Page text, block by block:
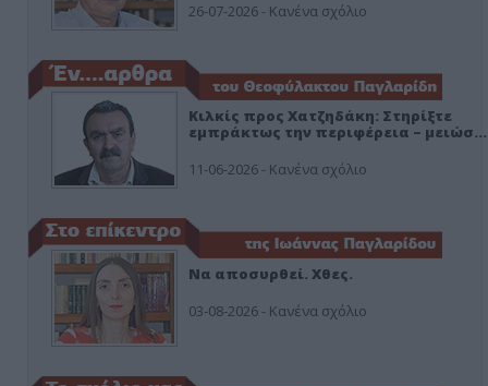
26-07-2026 - Κανένα σχόλιο
Κιλκίς προς Χατζηδάκη: Στηρίξτε
εμπράκτως την περιφέρεια – μειώσ…
11-06-2026 - Κανένα σχόλιο
Να αποσυρθεί. Χθες.
03-08-2026 - Κανένα σχόλιο